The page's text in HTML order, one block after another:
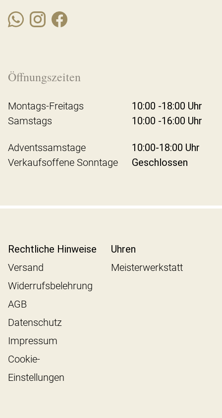
Öffnungszeiten
Montags-Freitags
10:00 -18:00 Uhr
Samstags
10:00 -16:00 Uhr
Adventssamstage
10:00-18:00 Uhr
Verkaufsoffene Sonntage
Geschlossen
Rechtliche Hinweise
Versand
Widerrufsbelehrung
AGB
Datenschutz
Impressum
Cookie-
Einstellungen
Uhren
Meisterwerkstatt